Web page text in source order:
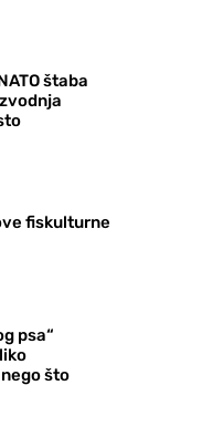
štaba
fiskulturne
psa“
što